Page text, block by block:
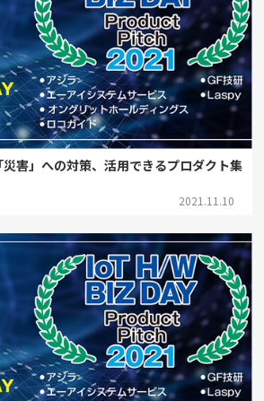
災害」への対策、活用できるプロダクト集
2021.11.10